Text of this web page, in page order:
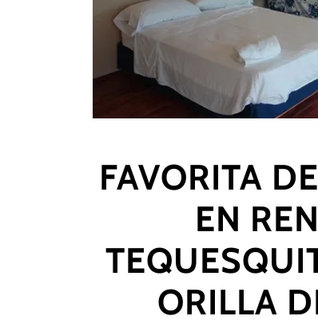
FAVORITA
EN
ORILLA